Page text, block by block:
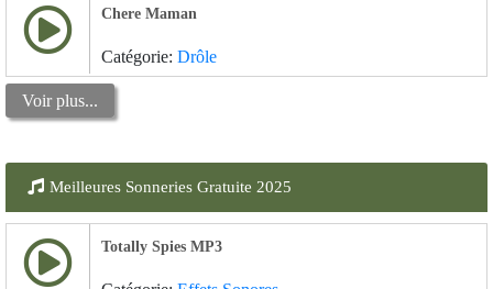
Chere Maman
Catégorie: Drôle
Voir plus...
Meilleures Sonneries Gratuite 2025
Totally Spies MP3